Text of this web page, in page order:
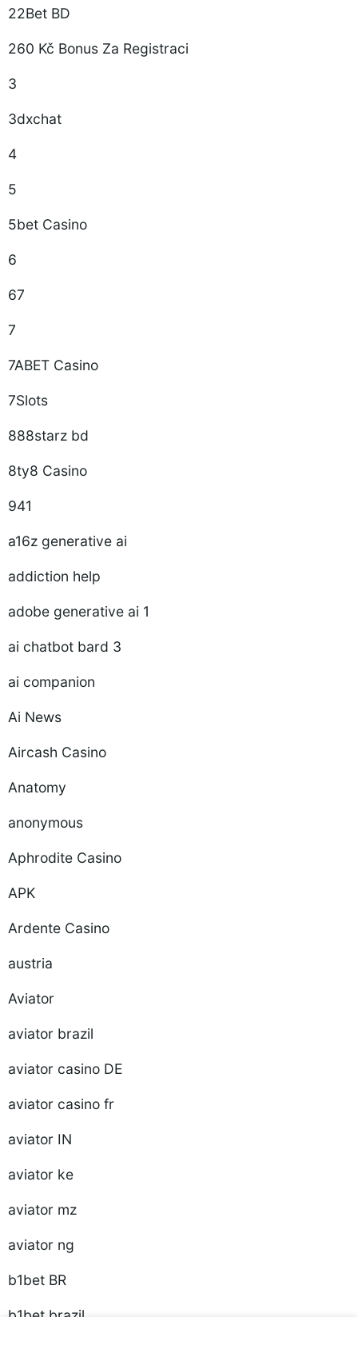
22Bet BD
260 Kč Bonus Za Registraci
3
3dxchat
4
5
5bet Casino
6
67
7
7ABET Casino
7Slots
888starz bd
8ty8 Casino
941
a16z generative ai
addiction help
adobe generative ai 1
ai chatbot bard 3
ai companion
Ai News
Aircash Casino
Anatomy
anonymous
Aphrodite Casino
APK
Ardente Casino
austria
Aviator
aviator brazil
aviator casino DE
aviator casino fr
aviator IN
aviator ke
aviator mz
aviator ng
b1bet BR
b1bet brazil